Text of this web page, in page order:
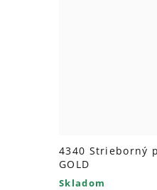
4340 Strieborný
GOLD
Skladom